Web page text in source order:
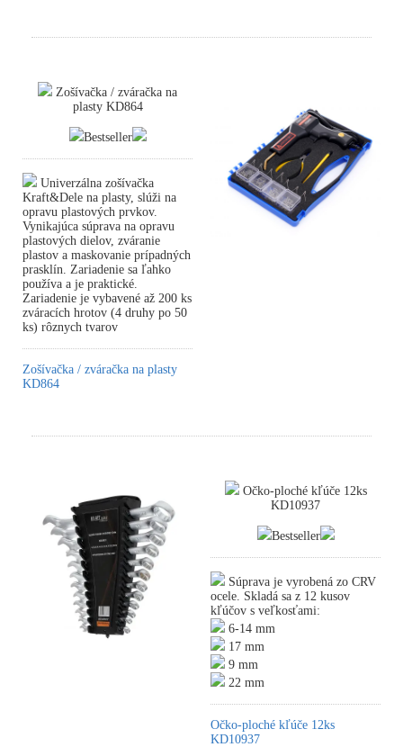
Zošívačka / zváračka na
plasty KD864
Bestseller
Univerzálna zošívačka
Kraft&Dele na plasty, slúži na
opravu plastových prvkov.
Vynikajúca súprava na opravu
plastových dielov, zváranie
plastov a maskovanie prípadných
prasklín. Zariadenie sa ľahko
používa a je praktické.
Zariadenie je vybavené až 200 ks
zváracích hrotov (4 druhy po 50
ks) rôznych tvarov
Zošívačka / zváračka na plasty
KD864
Očko-ploché kľúče 12ks
KD10937
Bestseller
Súprava je vyrobená zo CRV
ocele. Skladá sa z 12 kusov
kľúčov s veľkosťami:
6-14 mm
17 mm
9 mm
22 mm
Očko-ploché kľúče 12ks
KD10937